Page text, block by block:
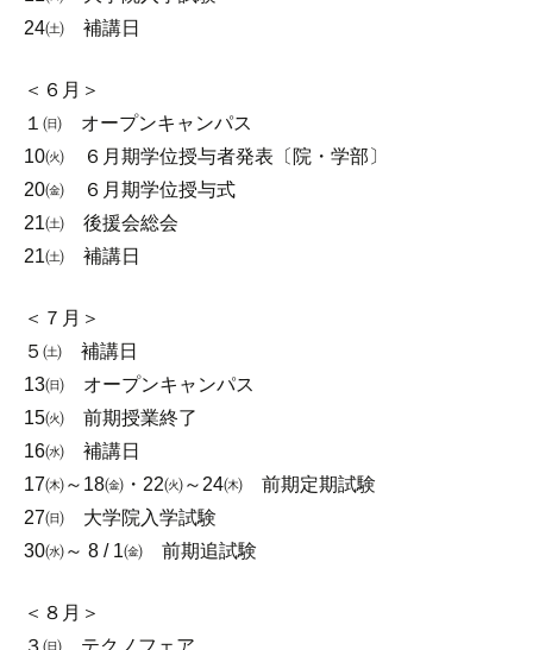
24㈯ 補講日
＜６月＞
１㈰ オープンキャンパス
10㈫ ６月期学位授与者発表〔院・学部〕
20㈮ ６月期学位授与式
21㈯ 後援会総会
21㈯ 補講日
＜７月＞
５㈯ 補講日
13㈰ オープンキャンパス
15㈫ 前期授業終了
16㈬ 補講日
17㈭～18㈮・22㈫～24㈭ 前期定期試験
27㈰ 大学院入学試験
30㈬～ 8 / 1㈮ 前期追試験
＜８月＞
３㈰ テクノフェア